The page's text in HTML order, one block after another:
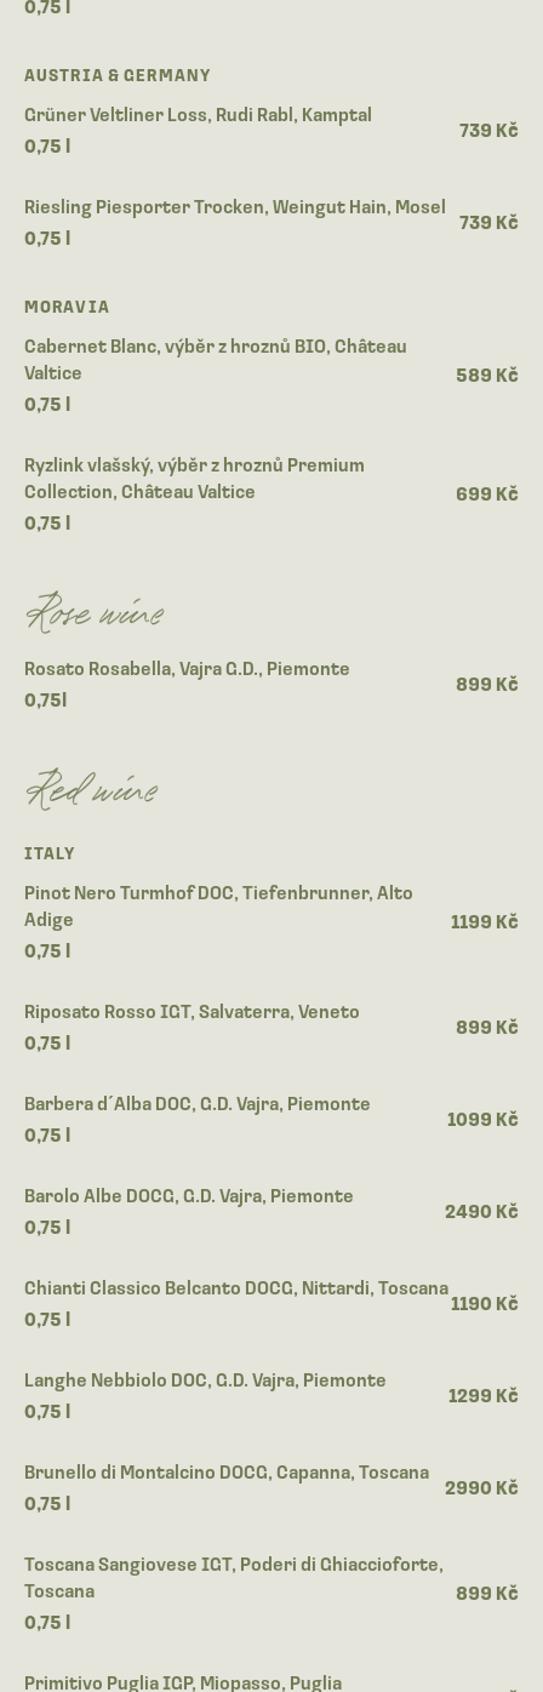
0,75 l
AUSTRIA & GERMANY
Grüner Veltliner Loss, Rudi Rabl, Kamptal
0,75 l
739 Kč
Riesling Piesporter Trocken, Weingut Hain, Mosel
0,75 l
739 Kč
MORAVIA
Cabernet Blanc, výběr z hroznů BIO, Château
Valtice
0,75 l
589 Kč
Ryzlink vlašský, výběr z hroznů Premium
Collection, Château Valtice
0,75 l
699 Kč
Rose wine
Rosato Rosabella, Vajra G.D., Piemonte
0,75l
899 Kč
Red wine
ITALY
Pinot Nero Turmhof DOC, Tiefenbrunner, Alto
Adige
0,75 l
1199 Kč
Riposato Rosso IGT, Salvaterra, Veneto
0,75 l
899 Kč
Barbera d´Alba DOC, G.D. Vajra, Piemonte
0,75 l
1099 Kč
Barolo Albe DOCG, G.D. Vajra, Piemonte
0,75 l
2490 Kč
Chianti Classico Belcanto DOCG, Nittardi, Toscana
0,75 l
1190 Kč
Langhe Nebbiolo DOC, G.D. Vajra, Piemonte
0,75 l
1299 Kč
Brunello di Montalcino DOCG, Capanna, Toscana
0,75 l
2990 Kč
Toscana Sangiovese IGT, Poderi di Ghiaccioforte,
Toscana
0,75 l
899 Kč
Primitivo Puglia IGP, Miopasso, Puglia